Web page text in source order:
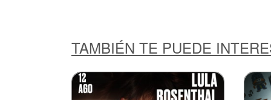
TAMBIÉN TE PUEDE